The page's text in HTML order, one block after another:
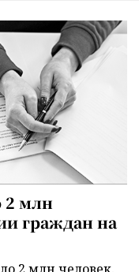
2 млн
граждан на